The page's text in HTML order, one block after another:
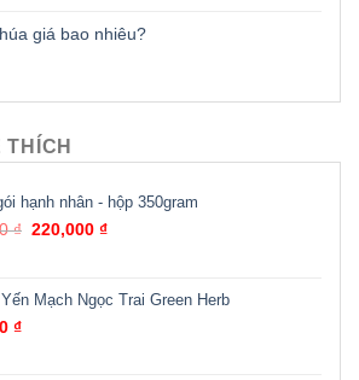
giá bao nhiêu?
hạnh nhân - hộp 350gram
₫ 220,000₫
Mạch Ngọc Trai Green Herb
₫